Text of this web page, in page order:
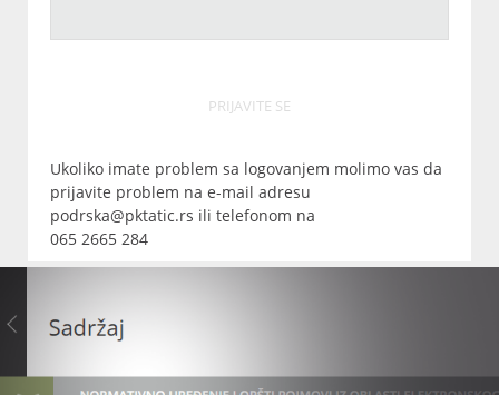
PRIJAVITE SE
Ukoliko imate problem sa logovanjem molimo vas da
prijavite problem na e-mail adresu
podrska@pktatic.rs ili telefonom na
065 2665 284